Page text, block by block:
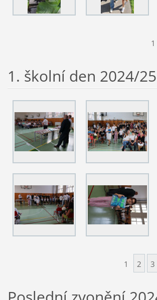
1
1. školní den 2024/25
1 2 3